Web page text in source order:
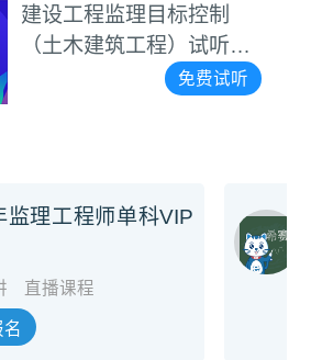
建设工程监理目标控制
（土木建筑工程）试听视
免费试听
监理工程师单科VIP
直播课程